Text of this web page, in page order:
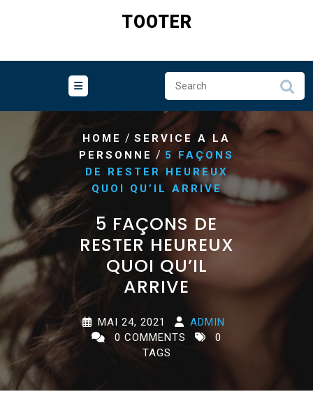
TOOTER
HOME / SERVICE A LA
PERSONNE / 5 FAÇONS
DE RESTER HEUREUX
QUOI QU’IL ARRIVE
5 FAÇONS DE
RESTER HEUREUX
QUOI QU’IL
ARRIVE
MAI 24, 2021
ADMIN
0 COMMENTS
0
TAGS